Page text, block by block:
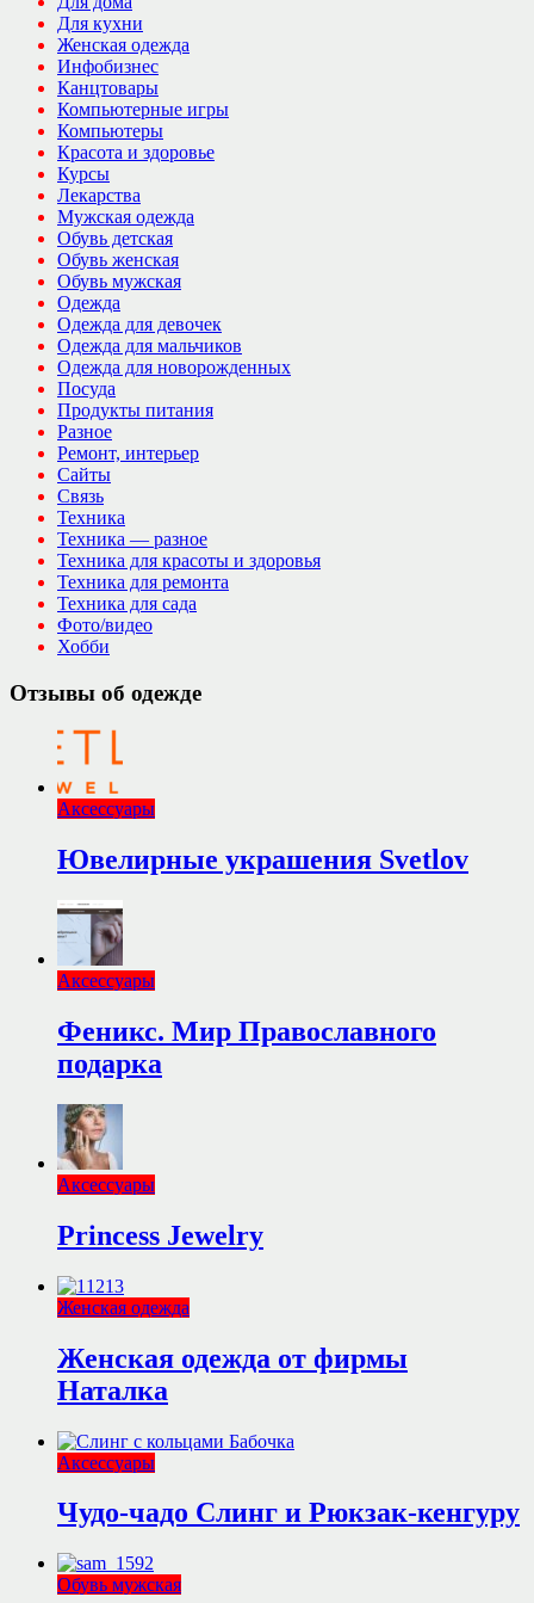
Для кухни
Женская одежда
Инфобизнес
Канцтовары
Компьютерные игры
Компьютеры
Красота и здоровье
Курсы
Лекарства
Мужская одежда
Обувь детская
Обувь женская
Обувь мужская
Одежда
Одежда для девочек
Одежда для мальчиков
Одежда для новорожденных
Посуда
Продукты питания
Разное
Ремонт, интерьер
Сайты
Связь
Техника
Техника — разное
Техника для красоты и здоровья
Техника для ремонта
Техника для сада
Фото/видео
Хобби
Отзывы об одежде
Аксессуары
Ювелирные украшения Svetlov
Аксессуары
Феникс. Мир Православного
подарка
Аксессуары
Princess Jewelry
Женская одежда
Женская одежда от фирмы
Наталка
Аксессуары
Чудо-чадо Слинг и Рюкзак-кенгуру
Обувь мужская